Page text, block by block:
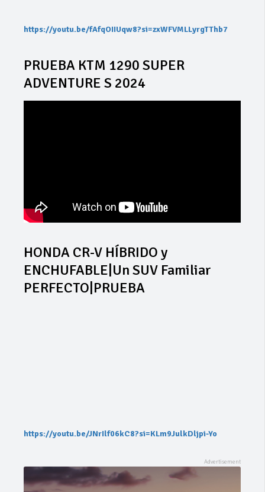
https://youtu.be/fAfqOIIUqw8?si=zxWFVMLLyrgTThb7
PRUEBA KTM 1290 SUPER
ADVENTURE S 2024
HONDA CR-V HÍBRIDO y
ENCHUFABLE|Un SUV Familiar
PERFECTO|PRUEBA
https://youtu.be/JNrIlf06kC8?si=KLm9JulkDljpi-Yo